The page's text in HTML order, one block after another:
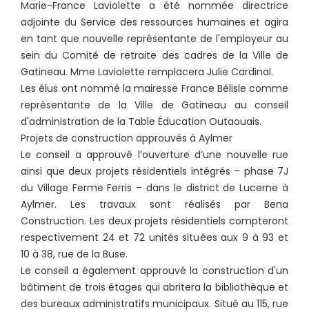
Marie-France Laviolette a été nommée directrice
adjointe du Service des ressources humaines et agira
en tant que nouvelle représentante de l'employeur au
sein du Comité de retraite des cadres de la Ville de
Gatineau. Mme Laviolette remplacera Julie Cardinal.
Les élus ont nommé la mairesse France Bélisle comme
représentante de la Ville de Gatineau au conseil
d'administration de la Table Éducation Outaouais.
Projets de construction approuvés à Aylmer
Le conseil a approuvé l’ouverture d’une nouvelle rue
ainsi que deux projets résidentiels intégrés – phase 7J
du Village Ferme Ferris – dans le district de Lucerne à
Aylmer. Les travaux sont réalisés par Bena
Construction. Les deux projets résidentiels compteront
respectivement 24 et 72 unités situées aux 9 à 93 et
10 à 38, rue de la Buse.
Le conseil a également approuvé la construction d'un
bâtiment de trois étages qui abritera la bibliothèque et
des bureaux administratifs municipaux. Situé au 115, rue